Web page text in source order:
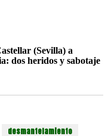
(Sevilla) a
dos heridos y sabotaje
desmantelamiento